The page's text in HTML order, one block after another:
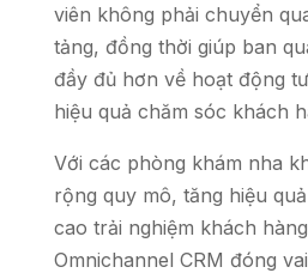
viên không phải chuyển
tảng, đồng thời giúp ban
đầy đủ hơn về hoạt động
hiệu quả chăm sóc khách
Với các phòng khám nha
rộng quy mô, tăng hiệu
cao trải nghiệm khách
Omnichannel CRM đóng